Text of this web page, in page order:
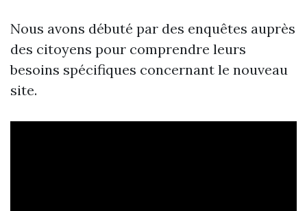
Nous avons débuté par des enquêtes auprès
des citoyens pour comprendre leurs
besoins spécifiques concernant le nouveau
site.